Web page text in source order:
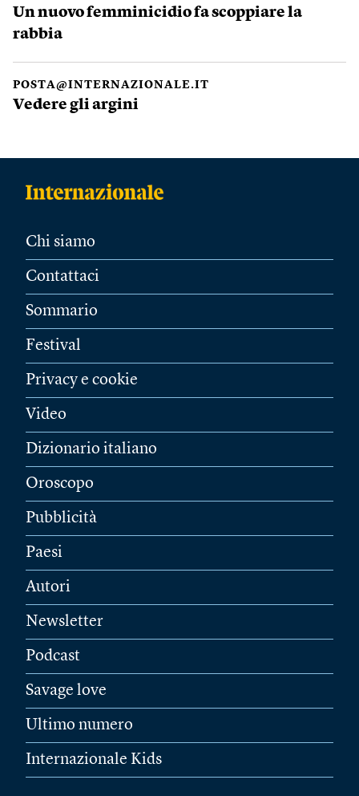
Un nuovo femminicidio fa scoppiare la
rabbia
POSTA@INTERNAZIONALE.IT
Vedere gli argini
Chi siamo
Contattaci
Sommario
Festival
Privacy e cookie
Video
Dizionario italiano
Oroscopo
Pubblicità
Paesi
Autori
Newsletter
Podcast
Savage love
Ultimo numero
Internazionale Kids